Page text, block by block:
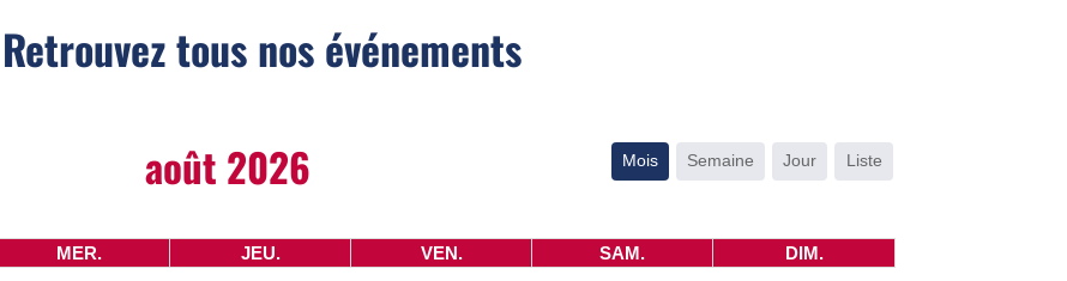
Retrouvez tous nos événements
août 2026 Mois Semaine Jour Liste
MER. JEU. VEN. SAM. DIM.